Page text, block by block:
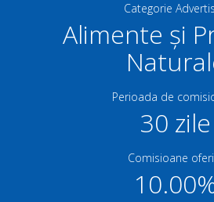
Categorie
Alimente și
Perioada de
30 zile
Comisioane